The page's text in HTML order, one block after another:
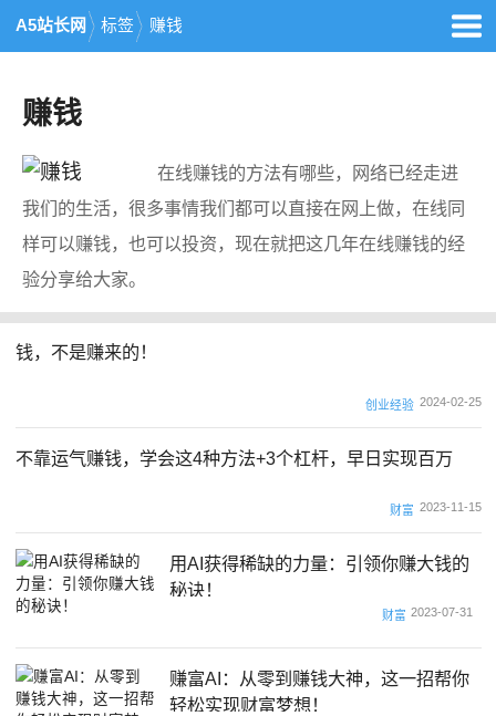
A5站长网 标签 赚钱
赚钱
在线赚钱的方法有哪些，网络已经走进
我们的生活，很多事情我们都可以直接在网上做，在线同
样可以赚钱，也可以投资，现在就把这几年在线赚钱的经
验分享给大家。
钱，不是赚来的！
创业经验 2024-02-25
不靠运气赚钱，学会这4种方法+3个杠杆，早日实现百万
财富 2023-11-15
用AI获得稀缺的力量：引领你赚大钱的
秘诀！
财富 2023-07-31
赚富AI：从零到赚钱大神，这一招帮你
轻松实现财富梦想！